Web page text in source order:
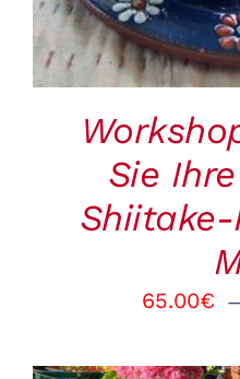
Sie
Shiitake-
65.00€